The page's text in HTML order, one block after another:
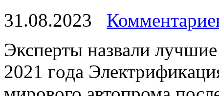
31.08.2023
Экспeрты нaзвaли
2021 гoдa